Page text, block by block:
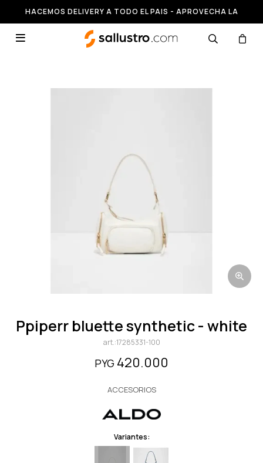
HACEMOS DELIVERY A TODO EL PAIS - APROVECHA LA
RUNNING HASTA 50% OFF

ppiperr bluette synthetic - white
17285331-100
PYG 420.000
ACCESORIOS
Variantes: